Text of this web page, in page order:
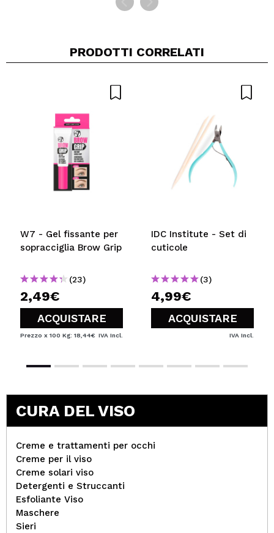
PRODOTTI CORRELATI
W7 - Gel fissante per
sopracciglia Brow Grip
(23)
2,49€
ACQUISTARE
Prezzo x 100 Kg: 18,44€ IVA Incl.
IDC Institute - Set di
cuticole
(3)
4,99€
ACQUISTARE
IVA Incl.
CURA DEL VISO
Creme e trattamenti per occhi
Creme per il viso
Creme solari viso
Detergenti e Struccanti
Esfoliante Viso
Maschere
Sieri